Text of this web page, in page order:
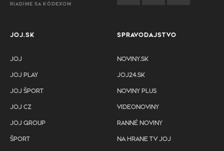
RIADIME SA KÓDEXOM
JOJ.SK
JOJ
JOJ PLAY
JOJ ŠPORT
JOJ CZ
JOJ GROUP
ŠPORT
SPRAVODAJSTVO
NOVINY.SK
JOJ24.SK
NOVINY PLUS
VIDEONOVINY
RANNÉ NOVINY
NA HRANE TV JOJ